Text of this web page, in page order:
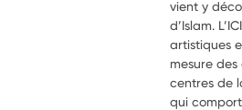
vient y
d’Islam.
artistiques
mesure
centres de
qui